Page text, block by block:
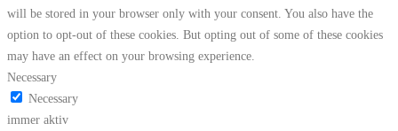
will be stored in your browser only with your consent. You also have the
option to opt-out of these cookies. But opting out of some of these cookies
may have an effect on your browsing experience.
Necessary
Necessary
immer aktiv